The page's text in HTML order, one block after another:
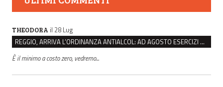
THEODORA il 28 Lug
REGGIO, ARRIVA L’ORDINANZA ANTIALCOL: AD AGOSTO ESERCIZI DI VICINATO CHIUSI DALLE 22 ALLE 6
È il minimo a costo zero, vedremo...